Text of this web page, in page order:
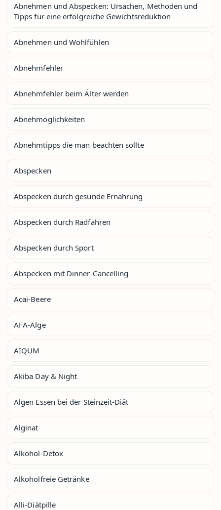
Abnehmen und Abspecken: Ursachen, Methoden und
Tipps für eine erfolgreiche Gewichtsreduktion
Abnehmen und Wohlfühlen
Abnehmfehler
Abnehmfehler beim Älter werden
Abnehmöglichkeiten
Abnehmtipps die man beachten sollte
Abspecken
Abspecken durch gesunde Ernährung
Abspecken durch Radfahren
Abspecken durch Sport
Abspecken mit Dinner-Cancelling
Acai-Beere
AFA-Alge
AIQUM
Akiba Day & Night
Algen Essen bei der Steinzeit-Diät
Alginat
Alkohol-Detox
Alkoholfreie Getränke
Alli-Diätpille